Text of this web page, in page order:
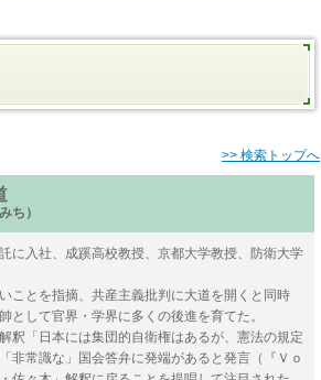
>> 検索トップへ
ち）
に入社、成蹊高校教授、京都大学教授、防衛大学
ことを指摘、共産主義批判に大道を開くと同時
して官界・学界に多くの後進を育てた。
「日本には集団的自衛権はあるが、憲法の規定
非常識な」国会答弁に発端があると発言（『Ｖｏ